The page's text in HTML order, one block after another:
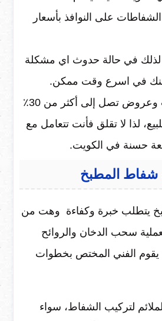
على النوافذ بأسعار
لذلك في حالة حدوث اي مشكلة
في اسرع وقت ممكن.
تصل إلى أكثر من 30٪
لذا لا تقلق فأنت تتعامل مع
حسنة في الكويت.
المطبخ
يتطلب خبرة وكفاءة وهت من
سحب الدخان والروائح
الفني المختص بخطوات
لتركيب الشفاط، سواء